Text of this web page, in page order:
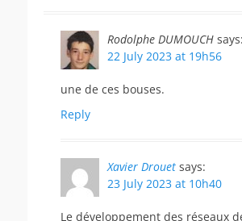
Rodolphe DUMOUCH says:
22 July 2023 at 19h56
une de ces bouses.
Reply
Xavier Drouet says:
23 July 2023 at 10h40
Le développement des réseaux